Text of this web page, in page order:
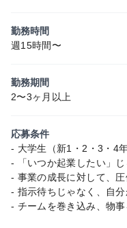
勤務時間
週15時間〜
勤務期間
2〜3ヶ月以上
応募条件
- 大学生（新1・2・3・4
- 「いつか起業したい」
- 事業の成長に対して、
- 指示待ちじゃなく、自
- チームを巻き込み、物